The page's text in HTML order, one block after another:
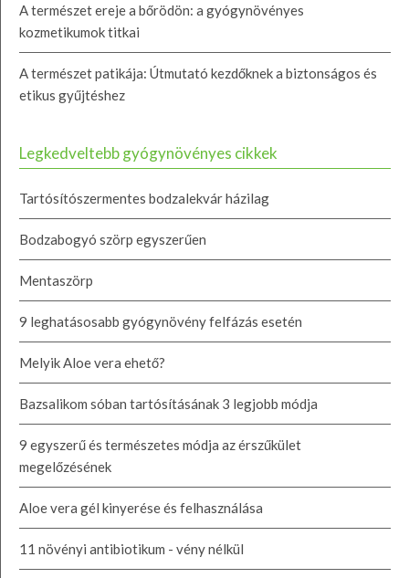
A természet ereje a bőrödön: a gyógynövényes
kozmetikumok titkai
A természet patikája: Útmutató kezdőknek a biztonságos és
etikus gyűjtéshez
Legkedveltebb gyógynövényes cikkek
Tartósítószermentes bodzalekvár házilag
Bodzabogyó szörp egyszerűen
Mentaszörp
9 leghatásosabb gyógynövény felfázás esetén
Melyik Aloe vera ehető?
Bazsalikom sóban tartósításának 3 legjobb módja
9 egyszerű és természetes módja az érszűkület
megelőzésének
Aloe vera gél kinyerése és felhasználása
11 növényi antibiotikum - vény nélkül